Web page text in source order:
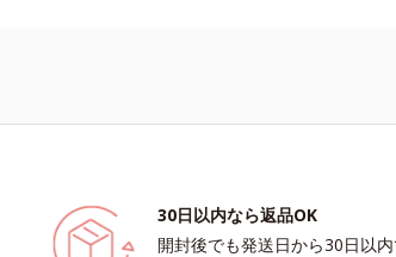
30日以内なら返品OK
開封後でも発送日から30日以